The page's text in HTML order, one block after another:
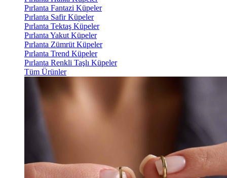
Pırlanta Fantazi Küpeler
Pırlanta Safir Küpeler
Pırlanta Tektaş Küpeler
Pırlanta Yakut Küpeler
Pırlanta Zümrüt Küpeler
Pırlanta Trend Küpeler
Pırlanta Renkli Taşlı Küpeler
Tüm Ürünler